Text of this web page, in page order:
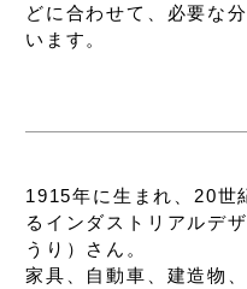
どに合わせて、 必要な
います。
1915年に生まれ、20世
るインダストリアルデ
うり）さん。
家具、自動車、建造物、